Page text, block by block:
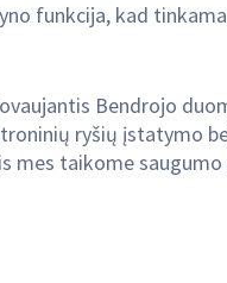
funkcija, kad
Bendrojo
ryšių įstatymo
mes taikome